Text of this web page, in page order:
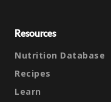
Resources
Nutrition Database
Recipes
Learn